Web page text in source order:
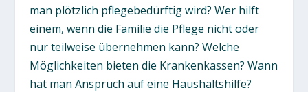
man plötzlich pflegebedürftig wird? Wer hilft
einem, wenn die Familie die Pflege nicht oder
nur teilweise übernehmen kann? Welche
Möglichkeiten bieten die Krankenkassen? Wann
hat man Anspruch auf eine Haushaltshilfe?